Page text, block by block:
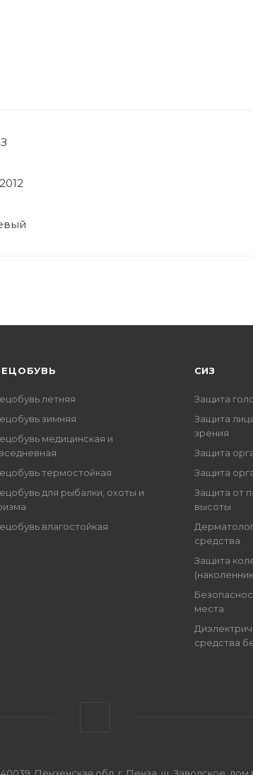
летняя
зимняя
медицинская и
термостойкая
для рыбалки, охоты и
влагостойкая
СИЗ
Защита
Защита
зрения
Защита
Защита
Защита от
высоты
средства
Защита
места
средства